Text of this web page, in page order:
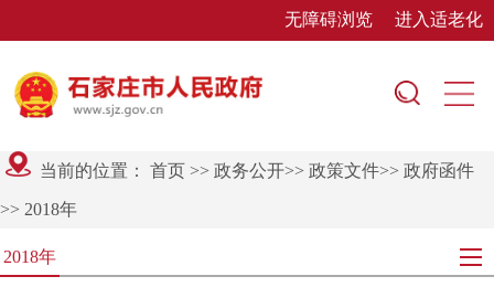
无障碍浏览 进入适老化
当前的位置： 首页 >> 政务公开>> 政策文件>> 政府函件
>> 2018年
2018年